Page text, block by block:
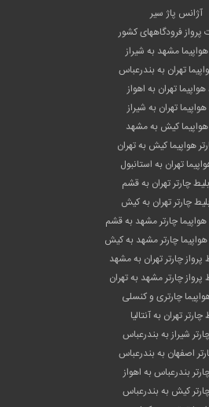
آژانس پاژ سیر
پرواز فرودگاههای کشور
مشهد به شیراز
تهران به بندرعباس
تهران به اهواز
تهران به شیراز
کیش به مشهد
هواپیما کیش به تهران
تهران به استانبول
چارتر تهران به قشم
چارتر تهران به کیش
چارتر مشهد به قشم
چارتر مشهد به کیش
پرواز چارتر تهران به مشهد
پرواز چارتر مشهد به تهران
چارتری و کنسلی
چارتر تهران به آنتالیا
شیراز به بندرعباس
اصفهان به بندرعباس
بندرعباس به اهواز
کیش به بندرعباس